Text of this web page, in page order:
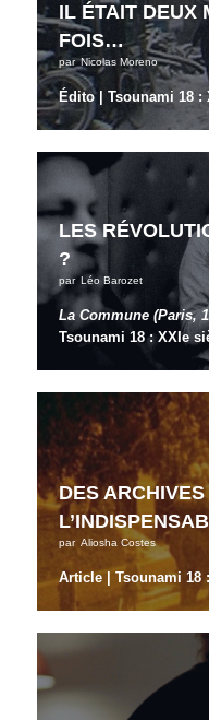
IL ÉTAIT DEUX
FOIS…
par Nicolas Moreno
Édito | Tsounami 18 :
LES
?
par Léo Barozet
La Commune (Paris,
Tsounami 18 : XXIe
DES
par Aliosha Costes
Article | Tsounami 18